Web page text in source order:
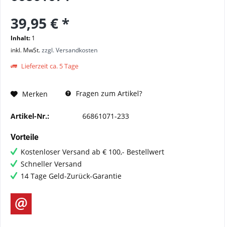
39,95 € *
Inhalt: 1
inkl. MwSt.zzgl. Versandkosten
Lieferzeit ca. 5 Tage
Merken Fragen zum Artikel?
Artikel-Nr.: 66861071-233
Vorteile
Kostenloser Versand ab € 100,- Bestellwert
Schneller Versand
14 Tage Geld-Zurück-Garantie